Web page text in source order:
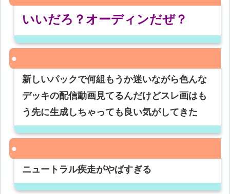
いいだろ？オーディンだぜ？
新しいパックで何組もうか迷いながら色んな
デッキの配信動画見てるんだけどスレ画はも
う先に生成しちゃっても良い気がしてきた
ニュートラル疾走がやばすぎる